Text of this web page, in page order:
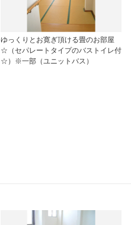
ゆっくりとお寛ぎ頂ける畳のお部屋
☆（セパレートタイプのバストイレ付
☆）※一部（ユニットバス）